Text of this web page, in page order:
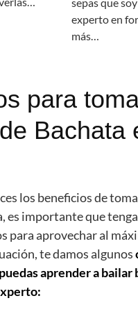
sepas que
experto en
más…
para
Bachata
los beneficios de
es importante que
para aprovechar al
te damos algunos
aprender a bailar